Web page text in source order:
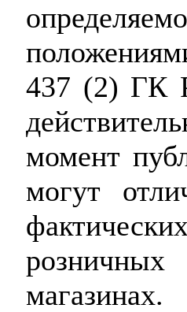
437 (2) ГК
момент
могут
розничных
магазинах.